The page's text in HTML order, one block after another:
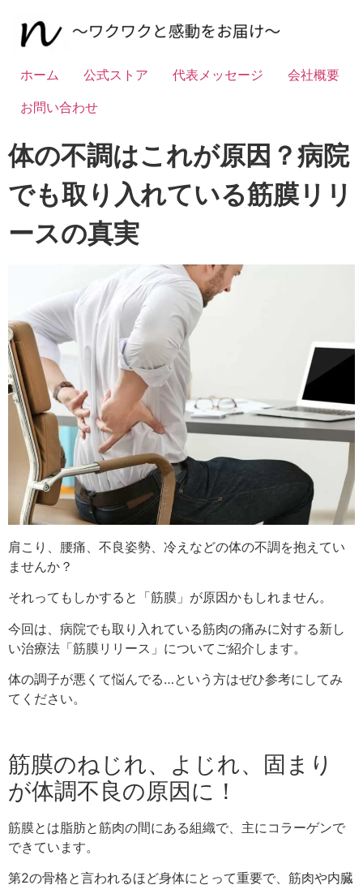
ホーム 公式ストア 代表メッセージ
会社概要
お問い合わせ
体の不調はこれが原因？病院
でも取り入れている筋膜リリ
ースの真実
肩こり、腰痛、不良姿勢、冷えなどの体の不調を抱えてい
ませんか？
それってもしかすると「筋膜」が原因かもしれません。
今回は、病院でも取り入れている筋肉の痛みに対する新し
い治療法「筋膜リリース」についてご紹介します。
体の調子が悪くて悩んでる…という方はぜひ参考にしてみ
てください。
筋膜のねじれ、よじれ、固まり
が体調不良の原因に！
筋膜とは脂肪と筋肉の間にある組織で、主にコラーゲンで
できています。
第2の骨格と言われるほど身体にとって重要で、筋肉や内臓